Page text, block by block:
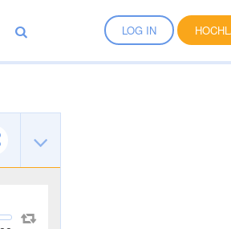
LOG IN